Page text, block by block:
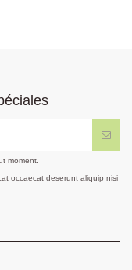
moment.
occaecat deserunt aliquip nisi